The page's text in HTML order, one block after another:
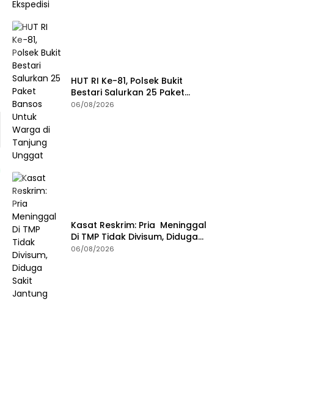
HUT RI Ke-81, Polsek Bukit
Bestari Salurkan 25 Paket
Bansos Untuk Warga di
06/08/2026
Kasat Reskrim: Pria Meninggal
Di TMP Tidak Divisum, Diduga
Sakit Jantung
06/08/2026